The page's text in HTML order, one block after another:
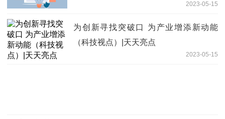
2023-05-15
为创新寻找突破口 为产业增添新动能
（科技视点）|天天亮点
2023-05-15